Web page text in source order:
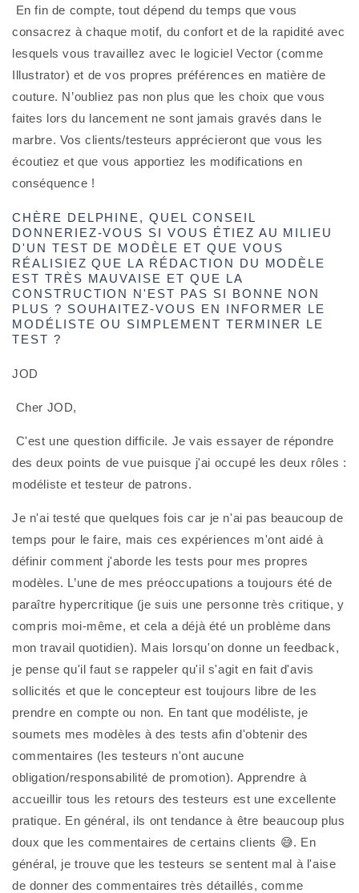
consacrez à chaque motif, du confort et de la rapidité avec
lesquels vous travaillez avec le logiciel Vector (comme
Illustrator) et de vos propres préférences en matière de
couture. N’oubliez pas non plus que les choix que vous
faites lors du lancement ne sont jamais gravés dans le
marbre. Vos clients/testeurs apprécieront que vous les
écoutiez et que vous apportiez les modifications en
conséquence !
CHÈRE DELPHINE, QUEL CONSEIL
DONNERIEZ-VOUS SI VOUS ÉTIEZ AU MILIEU
D'UN TEST DE MODÈLE ET QUE VOUS
RÉALISIEZ QUE LA RÉDACTION DU MODÈLE
EST TRÈS MAUVAISE ET QUE LA
CONSTRUCTION N'EST PAS SI BONNE NON
PLUS ? SOUHAITEZ-VOUS EN INFORMER LE
MODÉLISTE OU SIMPLEMENT TERMINER LE
TEST ?
JOD
Cher JOD,
des deux points de vue puisque j'ai occupé les deux rôles :
modéliste et testeur de patrons.
Je n'ai testé que quelques fois car je n'ai pas beaucoup de
temps pour le faire, mais ces expériences m'ont aidé à
définir comment j'aborde les tests pour mes propres
modèles. L’une de mes préoccupations a toujours été de
paraître hypercritique (je suis une personne très critique, y
compris moi-même, et cela a déjà été un problème dans
mon travail quotidien). Mais lorsqu'on donne un feedback,
je pense qu'il faut se rappeler qu'il s'agit en fait d'avis
sollicités et que le concepteur est toujours libre de les
prendre en compte ou non. En tant que modéliste, je
soumets mes modèles à des tests afin d'obtenir des
commentaires (les testeurs n'ont aucune
obligation/responsabilité de promotion). Apprendre à
accueillir tous les retours des testeurs est une excellente
pratique. En général, ils ont tendance à être beaucoup plus
doux que les commentaires de certains clients 😅. En
général, je trouve que les testeurs se sentent mal à l'aise
de donner des commentaires très détaillés, comme